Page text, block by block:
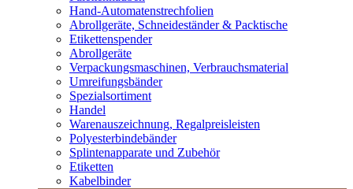
Hand-Automatenstrechfolien
Abrollgeräte, Schneideständer & Packtische
Etikettenspender
Abrollgeräte
Verpackungsmaschinen, Verbrauchsmaterial
Umreifungsbänder
Spezialsortiment
Handel
Warenauszeichnung, Regalpreisleisten
Polyesterbindebänder
Splintenapparate und Zubehör
Etiketten
Kabelbinder